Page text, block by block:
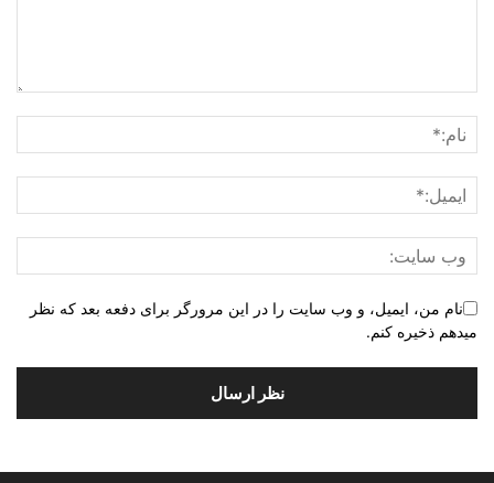
نام من، ایمیل، و وب سایت را در این مرورگر برای دفعه بعد که نظر
میدهم ذخیره کنم.